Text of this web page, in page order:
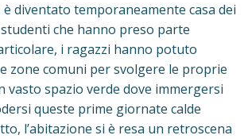
diventato temporaneamente casa dei
che hanno preso parte
i ragazzi hanno potuto
zone comuni per svolgere le proprie
vasto spazio verde dove immergersi
queste prime giornate calde
l’abitazione si è resa un retroscena